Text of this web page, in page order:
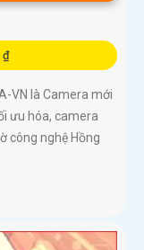
₫
VN là Camera mới
ưu hóa, camera
công nghệ Hồng